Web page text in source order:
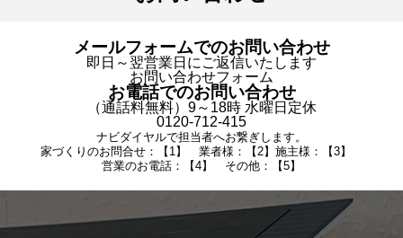
メールフォームでのお問い合わせ
即日～翌営業日にご返信いたします
お問い合わせフォーム
お電話でのお問い合わせ
（通話料無料）9～18時 水曜日定休
0120-712-415
ナビダイヤルで担当者へお繋ぎします。
家づくりのお問合せ：【1】 業者様：【2】施主様：【3】
営業のお電話：【4】 その他：【5】